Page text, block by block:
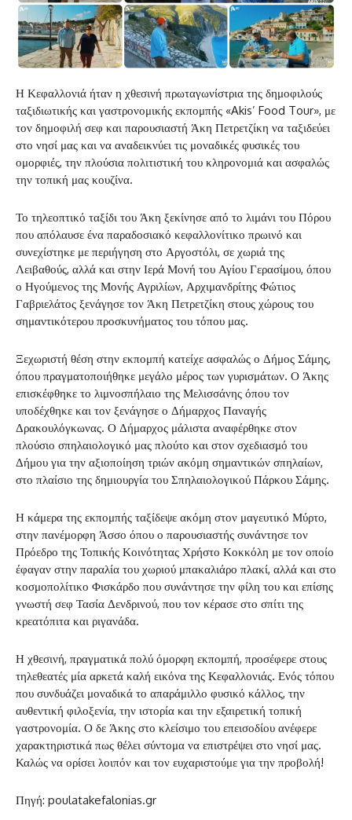
Η Κεφαλλονιά ήταν η χθεσινή πρωταγωνίστρια της δημοφιλούς
ταξιδιωτικής και γαστρονομικής εκπομπής «Akis’ Food Tour», με
τον δημοφιλή σεφ και παρουσιαστή Άκη Πετρετζίκη να ταξιδεύει
στο νησί μας και να αναδεικνύει τις μοναδικές φυσικές του
ομορφιές, την πλούσια πολιτιστική του κληρονομιά και ασφαλώς
την τοπική μας κουζίνα.
Το τηλεοπτικό ταξίδι του Άκη ξεκίνησε από το λιμάνι του Πόρου
που απόλαυσε ένα παραδοσιακό κεφαλλονίτικο πρωινό και
συνεχίστηκε με περιήγηση στο Αργοστόλι, σε χωριά της
Λειβαθούς, αλλά και στην Ιερά Μονή του Αγίου Γερασίμου, όπου
ο Ηγούμενος της Μονής Αγριλίων, Αρχιμανδρίτης Φώτιος
Γαβριελάτος ξενάγησε τον Άκη Πετρετζίκη στους χώρους του
σημαντικότερου προσκυνήματος του τόπου μας.
Ξεχωριστή θέση στην εκπομπή κατείχε ασφαλώς ο Δήμος Σάμης,
όπου πραγματοποιήθηκε μεγάλο μέρος των γυρισμάτων. Ο Άκης
επισκέφθηκε το λιμνοσπήλαιο της Μελισσάνης όπου τον
υποδέχθηκε και τον ξενάγησε ο Δήμαρχος Παναγής
Δρακουλόγκωνας. Ο Δήμαρχος μάλιστα αναφέρθηκε στον
πλούσιο σπηλαιολογικό μας πλούτο και στον σχεδιασμό του
Δήμου για την αξιοποίηση τριών ακόμη σημαντικών σπηλαίων,
στο πλαίσιο της δημιουργία του Σπηλαιολογικού Πάρκου Σάμης.
Η κάμερα της εκπομπής ταξίδεψε ακόμη στον μαγευτικό Μύρτο,
στην πανέμορφη Άσσο όπου ο παρουσιαστής συνάντησε τον
Πρόεδρο της Τοπικής Κοινότητας Χρήστο Κοκκόλη με τον οποίο
έφαγαν στην παραλία του χωριού μπακαλιάρο πλακί, αλλά και στο
κοσμοπολίτικο Φισκάρδο που συνάντησε την φίλη του και επίσης
γνωστή σεφ Τασία Δενδρινού, που τον κέρασε στο σπίτι της
κρεατόπιτα και ριγανάδα.
Η χθεσινή, πραγματικά πολύ όμορφη εκπομπή, προσέφερε στους
τηλεθεατές μία αρκετά καλή εικόνα της Κεφαλλονιάς. Ενός τόπου
που συνδυάζει μοναδικά το απαράμιλλο φυσικό κάλλος, την
αυθεντική φιλοξενία, την ιστορία και την εξαιρετική τοπική
γαστρονομία. Ο δε Άκης στο κλείσιμο του επεισοδίου ανέφερε
χαρακτηριστικά πως θέλει σύντομα να επιστρέψει στο νησί μας.
Καλώς να ορίσει λοιπόν και τον ευχαριστούμε για την προβολή!
Πηγή: poulatakefalonias.gr